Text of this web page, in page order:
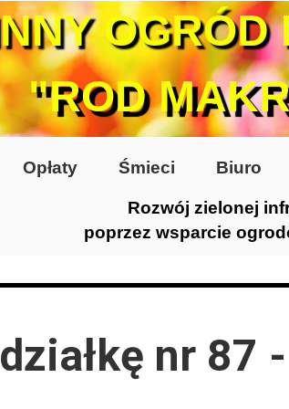
nr 87
Rozwój zielonej
poprzez wsparcie
Opłaty Śmieci Biuro
OGRÓD
"ROD